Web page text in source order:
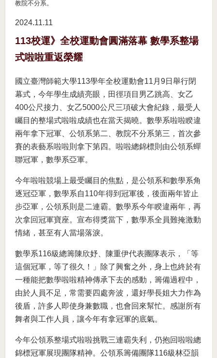
教院不分系。
2024.11 11
113校運》全校運動會圓滿落幕 數學系整場
式啦啦重返榮耀
國立臺灣師範大學113學年全校運動會11月9日舉行閉
幕式，今年學生成績亮眼，田徑項目男乙跳高、女乙
400公尺接力、女乙5000公尺三項破大會紀錄，最受人
矚目的整場式啦啦成績也在當天揭曉。數學系啦啦睽違
兩年拿下冠軍、公領系第二、教院不分系第三，首次參
賽的表藝系啦啦則拿下第四。啦啦總錦標則由公領系蟬
聯冠軍，數學系亞軍。
今年啦啦競場上最受矚目的焦點，是公領系和數學系角
逐冠亞軍，數學系自110年得到冠軍後，後面兩年皆止
步亞軍，公領系則是二連霸。數學系今年睽違兩年，再
次拿回冠軍寶座。宣布得獎當下，數學系全員難掩激動
情緒，甚至有人當場落淚。
數學系116級總籌陳欣妤、陳重伊代表團隊表示，「等
這個冠軍，等了很久！」除了興奮之外，身上也終於有
一種能把數學啦啦精神傳承下去的感動，籌備過程中，
由於人員不足，常需要四處奔波，還好學長姐大力作為
後盾，許多人即使身兼數職，也會回來幫忙。感謝所有
舞者與工作人員，讓今年有拿冠軍的底氣。
今年公領系整場式啦啦挑戰三連霸失利，仍抱回啦啦總
錦標冠軍展現團隊精神。公領系籌備團隊116級林亞韻